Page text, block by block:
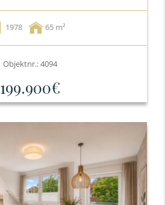
1978 65
Objektnr.: 4094
199.900€